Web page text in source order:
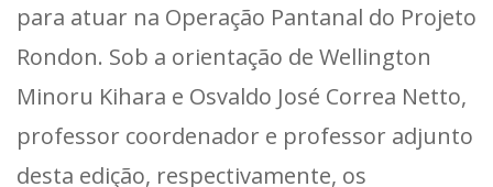
para atuar na Operação Pantanal do Projeto
Rondon. Sob a orientação de Wellington
Minoru Kihara e Osvaldo José Correa Netto,
professor coordenador e professor adjunto
desta edição, respectivamente, os